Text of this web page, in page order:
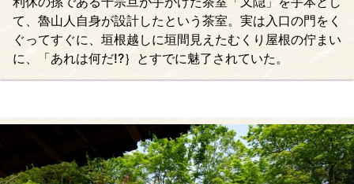
て、魯山人自身が設計したという茶室。実は入口の門をく
ぐってすぐに、垣根越しに垣間見えたむくり屋根の佇まい
に、「あれは何だ!?｝とすでに魅了されていた。